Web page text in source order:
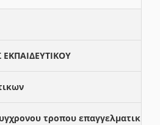
τροπου επαγγελματικης